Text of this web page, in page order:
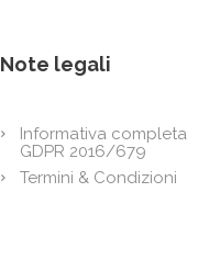
Note legali
Informativa completa
GDPR 2016/679
Termini & Condizioni